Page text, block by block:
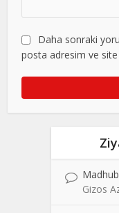
Daha sonraki
posta adresim ve site
Gizos